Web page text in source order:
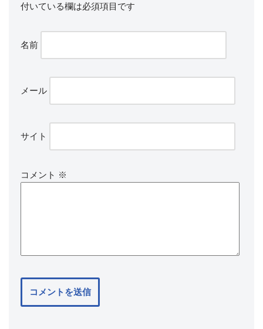
付いている欄は必須項目です
名前
メール
サイト
コメント ※